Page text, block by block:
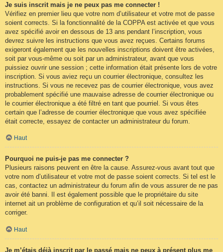
Je suis inscrit mais je ne peux pas me connecter !
Vérifiez en premier lieu que votre nom d’utilisateur et votre mot de passe
soient corrects. Si la fonctionnalité de la COPPA est activée et que vous
avez spécifié avoir en dessous de 13 ans pendant l’inscription, vous
devrez suivre les instructions que vous avez reçues. Certains forums
exigeront également que les nouvelles inscriptions doivent être activées,
soit par vous-même ou soit par un administrateur, avant que vous
puissiez ouvrir une session ; cette information était présente lors de votre
inscription. Si vous aviez reçu un courrier électronique, consultez les
instructions. Si vous ne recevez pas de courrier électronique, vous avez
probablement spécifié une mauvaise adresse de courrier électronique ou
le courrier électronique a été filtré en tant que pourriel. Si vous êtes
certain que l’adresse de courrier électronique que vous avez spécifiée
était correcte, essayez de contacter un administrateur du forum.
Haut
Pourquoi ne puis-je pas me connecter ?
Plusieurs raisons peuvent en être la cause. Assurez-vous avant tout que
votre nom d’utilisateur et votre mot de passe soient corrects. Si tel est le
cas, contactez un administrateur du forum afin de vous assurer de ne pas
avoir été banni. Il est également possible que le propriétaire du site
internet ait un problème de configuration et qu’il soit nécessaire de la
corriger.
Haut
Je m’étais déjà inscrit par le passé mais ne peux à présent plus me